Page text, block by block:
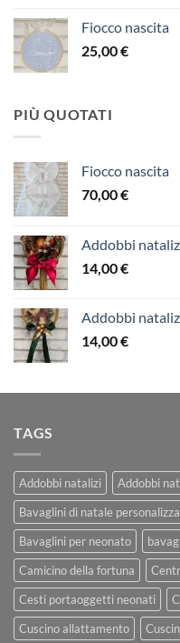
Fiocco nascita
25,00€
PIÙ QUOTATI
Fiocco nascita
70,00€
Addobbi
14,00€
Addobbi
14,00€
TAGS
Addobbi natalizi
Addobbi
Bavaglini di natale
Bavaglini per neonato
Camicino della fortuna
Cesti portaoggetti neonati
Cuscino allattamento